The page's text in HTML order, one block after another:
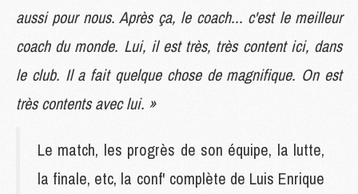
aussi pour nous. Après ça, le coach... c'est le meilleur
coach du monde. Lui, il est très, très content ici, dans
le club. Il a fait quelque chose de magnifique. On est
très contents avec lui. »
Le match, les progrès de son équipe, la lutte,
la finale, etc, la conf' complète de Luis Enrique